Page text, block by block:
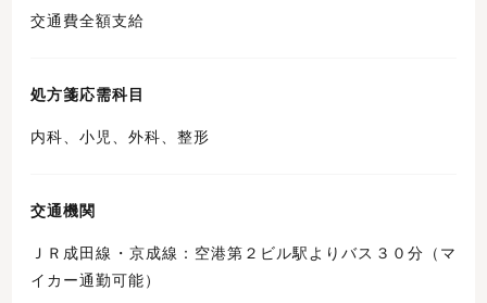
交通費全額支給
処方箋応需科目
内科、小児、外科、整形
交通機関
ＪＲ成田線・京成線：空港第２ビル駅よりバス３０分（マ
イカー通勤可能）